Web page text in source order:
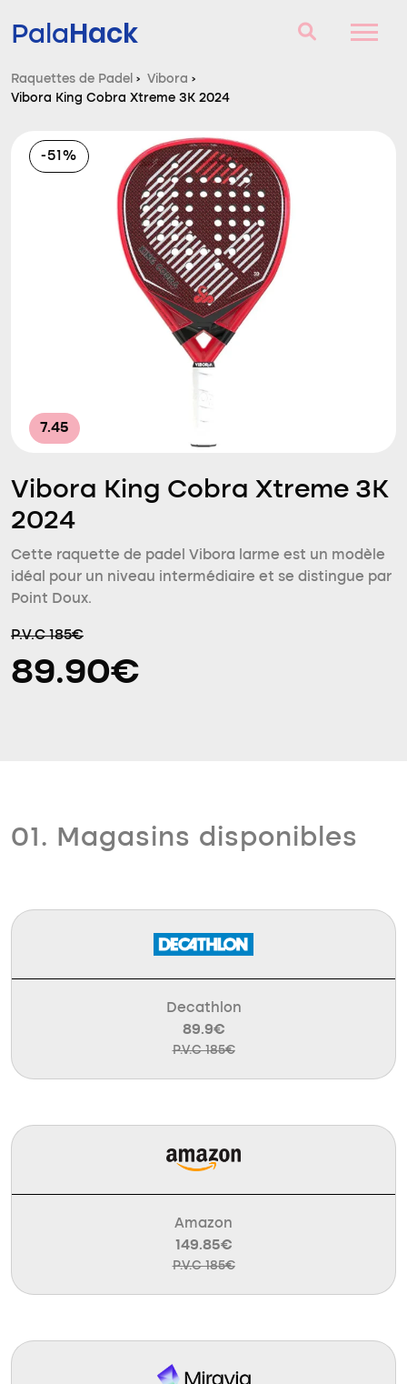
PalaHack
Raquettes de Padel
Questions et réponses
Comparateur
Raquettes de Padel › Vibora ›
Vibora King Cobra Xtreme 3K 2024
-51%
7.45
Vibora King Cobra Xtreme 3K
2024
Cette raquette de padel Vibora larme est un modèle
idéal pour un niveau intermédiaire et se distingue par
Point Doux.
P.V.C 185€
89.90€
01. Magasins disponibles
Decathlon
89.9€
P.V.C 185€
Amazon
149.85€
P.V.C 185€